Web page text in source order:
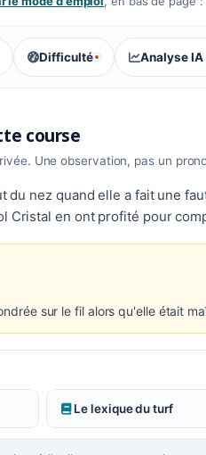
Difficulté
, tendance des parieurs :
Analyse
course
Une observation, pas un
du nez quand elle a fait une
Cristal en ont profité pour
sur le fil alors qu'elle était
Le lexique du turf